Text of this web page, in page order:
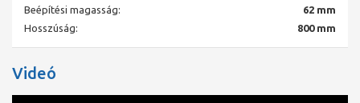
Beépítési magasság:
62 mm
Hosszúság:
800 mm
Videó